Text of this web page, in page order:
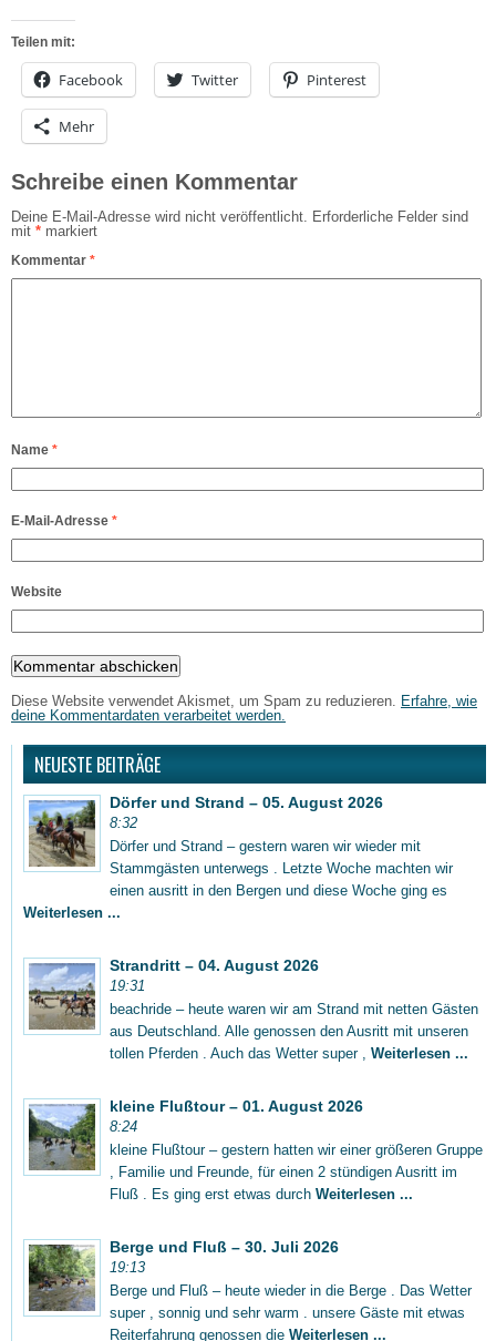
Teilen mit:
Facebook Twitter Pinterest
Mehr
Schreibe einen Kommentar
Deine E-Mail-Adresse wird nicht veröffentlicht.
Erforderliche Felder sind
mit * markiert
Kommentar *
Name *
E-Mail-Adresse *
Website
Diese Website verwendet Akismet, um Spam zu reduzieren.
Erfahre, wie
deine Kommentardaten verarbeitet werden.
NEUESTE BEITRÄGE
Dörfer und Strand – 05. August 2026
8:32
Dörfer und Strand – gestern waren wir wieder mit
Stammgästen unterwegs . Letzte Woche machten wir
einen ausritt in den Bergen und diese Woche ging es
Weiterlesen ...
Strandritt – 04. August 2026
19:31
beachride – heute waren wir am Strand mit netten Gästen
aus Deutschland. Alle genossen den Ausritt mit unseren
tollen Pferden . Auch das Wetter super , Weiterlesen ...
kleine Flußtour – 01. August 2026
8:24
kleine Flußtour – gestern hatten wir einer größeren Gruppe
, Familie und Freunde, für einen 2 stündigen Ausritt im
Fluß . Es ging erst etwas durch Weiterlesen ...
Berge und Fluß – 30. Juli 2026
19:13
Berge und Fluß – heute wieder in die Berge . Das Wetter
super , sonnig und sehr warm . unsere Gäste mit etwas
Reiterfahrung genossen die Weiterlesen ...